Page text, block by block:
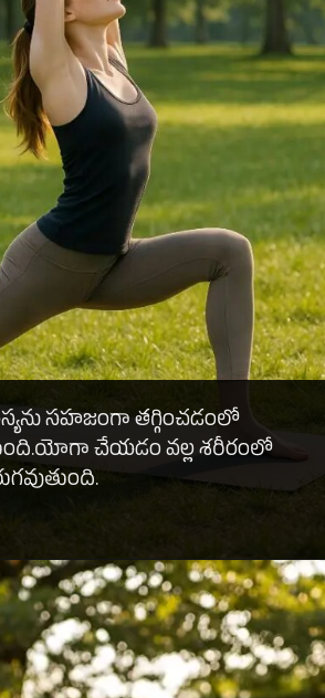
సహజంగా తగ్గించడంలో
చేయడం వల్ల శరీరంలో